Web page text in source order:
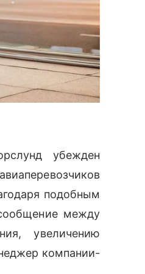
убежден
подобным
между
увеличению
компании-